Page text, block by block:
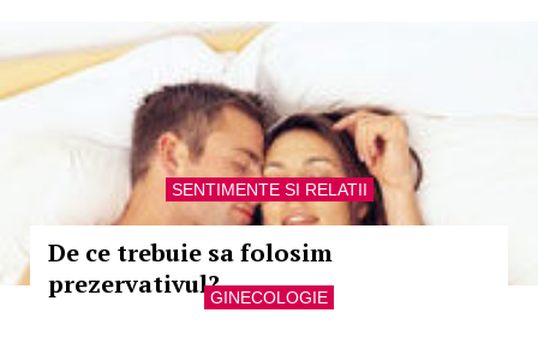
SENTIMENTE SI RELATII
De ce trebuie sa folosim
prezervativul?GINECOLOGIE